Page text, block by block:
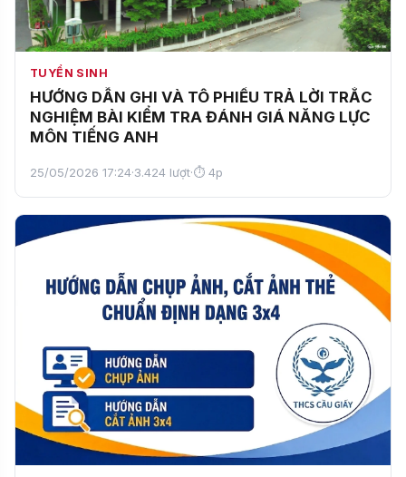
TUYỂN SINH
HƯỚNG DẪN GHI VÀ TÔ PHIẾU TRẢ LỜI TRẮC
NGHIỆM BÀI KIỂM TRA ĐÁNH GIÁ NĂNG LỰC
MÔN TIẾNG ANH
25/05/2026 17:24·3.424 lượt·⏱ 4p